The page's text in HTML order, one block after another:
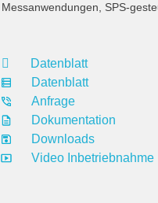
Messanwendungen, SPS-
Datenblatt
Datenblatt
Anfrage
Dokumentation
Downloads
Video Inbetriebnahme